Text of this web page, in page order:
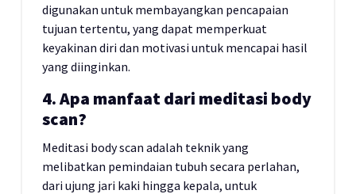
digunakan untuk membayangkan pencapaian
tujuan tertentu, yang dapat memperkuat
keyakinan diri dan motivasi untuk mencapai hasil
yang diinginkan.
4. Apa manfaat dari meditasi body
scan?
Meditasi body scan adalah teknik yang
melibatkan pemindaian tubuh secara perlahan,
dari ujung jari kaki hingga kepala, untuk